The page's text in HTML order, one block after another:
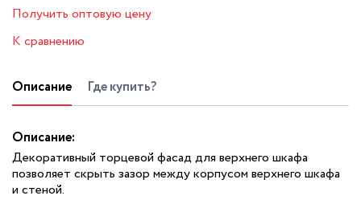
Получить оптовую цену
К сравнению
Описание Где купить?
Описание:
Декоративный торцевой фасад для верхнего шкафа
позволяет скрыть зазор между корпусом верхнего шкафа
и стеной.